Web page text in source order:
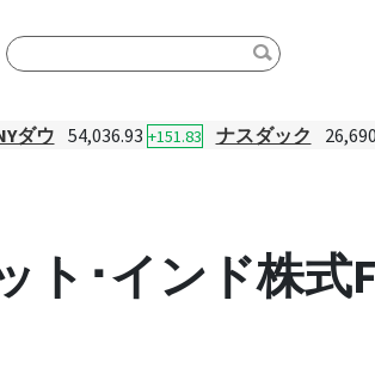
ダウ 54,036.93 +151.83 ナスダック
ト･インド株式